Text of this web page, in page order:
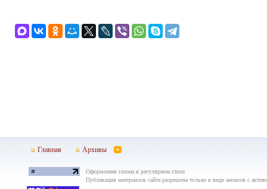
Главная Архивы
Оформление газона в регулярном стиле
Публикация материалов сайта разрешена только в виде анонсов с